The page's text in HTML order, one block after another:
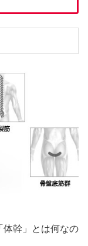
体幹」とは何なの